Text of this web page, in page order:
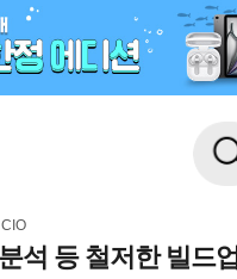
석 등 철저한 빌드업